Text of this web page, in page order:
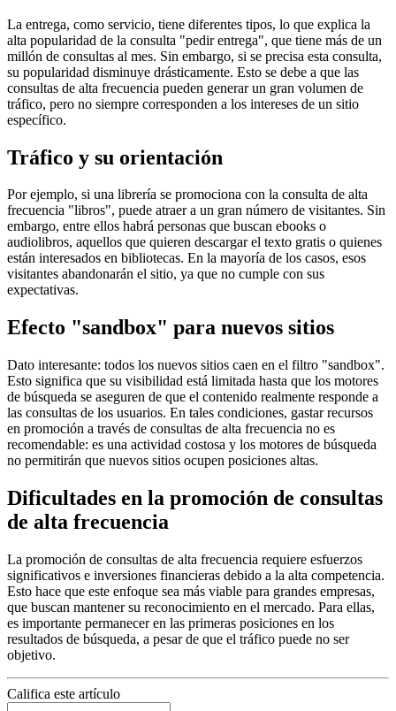
La entrega, como servicio, tiene diferentes tipos, lo que explica la
alta popularidad de la consulta "pedir entrega", que tiene más de un
millón de consultas al mes. Sin embargo, si se precisa esta consulta,
su popularidad disminuye drásticamente. Esto se debe a que las
consultas de alta frecuencia pueden generar un gran volumen de
tráfico, pero no siempre corresponden a los intereses de un sitio
específico.
Tráfico y su orientación
Por ejemplo, si una librería se promociona con la consulta de alta
frecuencia "libros", puede atraer a un gran número de visitantes. Sin
embargo, entre ellos habrá personas que buscan ebooks o
audiolibros, aquellos que quieren descargar el texto gratis o quienes
están interesados en bibliotecas. En la mayoría de los casos, esos
visitantes abandonarán el sitio, ya que no cumple con sus
expectativas.
Efecto "sandbox" para nuevos sitios
Dato interesante: todos los nuevos sitios caen en el filtro "sandbox".
Esto significa que su visibilidad está limitada hasta que los motores
de búsqueda se aseguren de que el contenido realmente responde a
las consultas de los usuarios. En tales condiciones, gastar recursos
en promoción a través de consultas de alta frecuencia no es
recomendable: es una actividad costosa y los motores de búsqueda
no permitirán que nuevos sitios ocupen posiciones altas.
Dificultades en la promoción de consultas
de alta frecuencia
La promoción de consultas de alta frecuencia requiere esfuerzos
significativos e inversiones financieras debido a la alta competencia.
Esto hace que este enfoque sea más viable para grandes empresas,
que buscan mantener su reconocimiento en el mercado. Para ellas,
es importante permanecer en las primeras posiciones en los
resultados de búsqueda, a pesar de que el tráfico puede no ser
objetivo.
Califica este artículo